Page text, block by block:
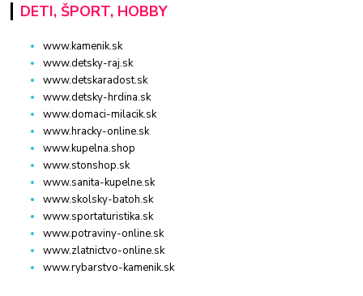
DETI, ŠPORT, HOBBY
www.kamenik.sk
www.detsky-raj.sk
www.detskaradost.sk
www.detsky-hrdina.sk
www.domaci-milacik.sk
www.hracky-online.sk
www.kupelna.shop
www.stonshop.sk
www.sanita-kupelne.sk
www.skolsky-batoh.sk
www.sportaturistika.sk
www.potraviny-online.sk
www.zlatnictvo-online.sk
www.rybarstvo-kamenik.sk